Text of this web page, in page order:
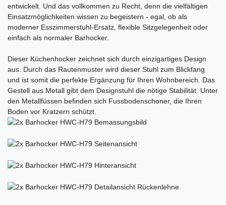
entwickelt. Und das vollkommen zu Recht, denn die vielfältigen
Einsatzmöglichkeiten wissen zu begeistern - egal, ob als
moderner Esszimmerstuhl-Ersatz, flexible Sitzgelegenheit oder
einfach als normaler Barhocker.
Dieser Küchenhocker zeichnet sich durch einzigartiges Design
aus. Durch das Rautenmuster wird dieser Stuhl zum Blickfang
und ist somit die perfekte Ergänzung für Ihren Wohnbereich. Das
Gestell aus Metall gibt dem Designstuhl die nötige Stabilität. Unter
den Metallfüssen befinden sich Fussbodenschoner, die Ihren
Boden vor Kratzern schützt.